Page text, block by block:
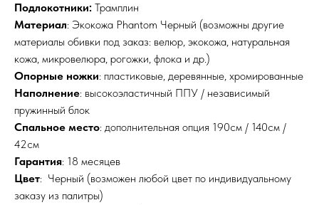
Подлокотники: Трамплин
Материал: Экокожа Phantom Черный (возможны другие
материалы обивки под заказ: велюр, экокожа, натуральная
кожа, микровелюра, рогожки, флока и др.)
Опорные ножки: пластиковые, деревянные, хромированные
Наполнение: высокоэластичный ППУ / независимый
пружинный блок
Спальное место: дополнительная опция 190см / 140см /
42см
Гарантия: 18 месяцев
Цвет: Черный (возможен любой цвет по индивидуальному
заказу из палитры)